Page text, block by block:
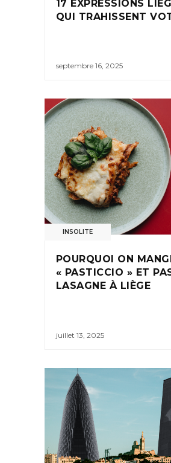
17 EXPRESSIONS
QUI TRAHISSENT
septembre 16, 2025
INSOLITE
POURQUOI ON
« PASTICCIO » ET
LASAGNE À LIÈGE
juillet 13, 2025